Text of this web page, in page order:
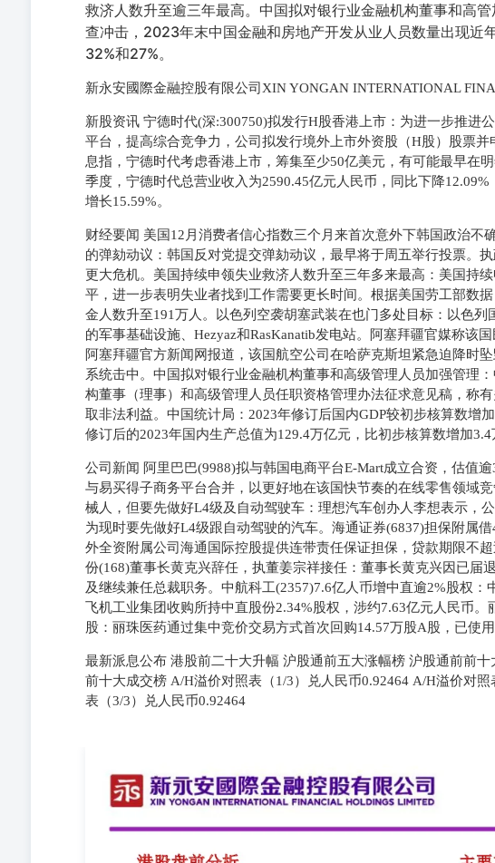
救济人数升至逾三年最高。中国拟对银行业金融机构董事和高
查冲击，2023年末中国金融和房地产开发从业人员数量出现近
32%和27%。
新永安國際金融控股有限公司XIN YONGAN INTERNATIONAL
新股资讯 宁德时代(深:300750)拟发行H股香港上市：为进一步推进
平台，提高综合竞争力，公司拟发行境外上市外资股（H股）股票
息指，宁德时代考虑香港上市，筹集至少50亿美元，有可能最早在
季度，宁德时代总营业收入为2590.45亿元人民币，同比下降
增长15.59%。
财经要闻 美国12月消费者信心指数三个月来首次意外下韩国政治不
的弹劾动议：韩国反对党提交弹劾动议，最早将于周五举行投票。
更大危机。美国持续申领失业救济人数升至三年多来最高：美国持
平，进一步表明失业者找到工作需要更长时间。根据美国劳工部数
金人数升至191万人。以色列空袭胡塞武装在也门多处目标：以色
的军事基础设施、Hezyaz和RasKanatib发电站。阿塞拜疆官媒称该
阿塞拜疆官方新闻网报道，该国航空公司在哈萨克斯坦紧急迫降时
系统击中。中国拟对银行业金融机构董事和高级管理人员加强管理
构董事（理事）和高级管理人员任职资格管理办法征求意见稿，称
取非法利益。中国统计局：2023年修订后国内GDP较初步核算数增
修订后的2023年国内生产总值为129.4万亿元，比初步核算数增加3.4
公司新闻 阿里巴巴(9988)拟与韩国电商平台E-Mart成立合资，估值
与易买得子商务平台合并，以更好地在该国快节奏的在线零售领域
械人，但要先做好L4级及自动驾驶车：理想汽车创办人李想表示，
为现时要先做好L4级跟自动驾驶的汽车。海通证券(6837)担保附属
外全资附属公司海通国际控股提供连带责任保证担保，贷款期限不
份(168)董事长黄克兴辞任，执董姜宗祥接任：董事长黄克兴因已届
及继续兼任总裁职务。中航科工(2357)7.6亿人币增中直逾2%股权
飞机工业集团收购所持中直股份2.34%股权，涉约7.63亿元人民币。
股：丽珠医药通过集中竞价交易方式首次回购14.57万股A股，已使
最新派息公布 港股前二十大升幅 沪股通前五大涨幅榜 沪股通前前
前十大成交榜 A/H溢价对照表（1/3）兑人民币0.92464 A/H溢价对
表（3/3）兑人民币0.92464
业板指涨0.39%。电源设备、通信和商业百货板块领涨。港股半个交易日
科技指数涨1.12%，国企指数涨1.25%。旅游酒店和跨境电商板块涨幅居
涨跌不一。美国三大股指涨跌不一，道指涨0.07%，标普500指数跌
数升至逾三年最高。中国拟对银行业金融机构董事和高管加强管理。国
高，反映失业者需要花更长时间才能找到工作。 韩国政治不确定性加